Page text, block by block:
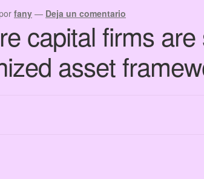
fany — Deja un comentario
capital firms
asset